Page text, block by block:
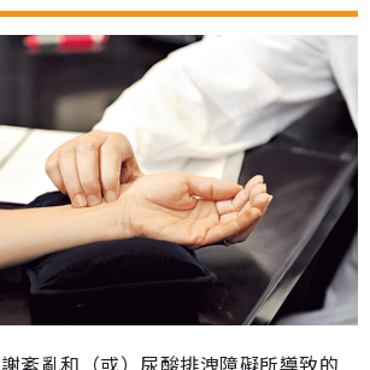
紊亂和（或）尿酸排洩障礙所導致的